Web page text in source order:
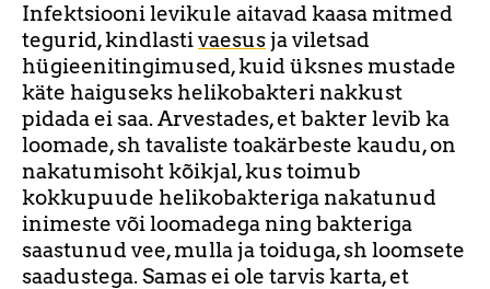
Infektsiooni levikule aitavad kaasa mitmed
tegurid, kindlastivaesusja viletsad
hügieenitingimused, kuid üksnes mustade
käte haiguseks helikobakteri nakkust
pidada ei saa. Arvestades, et bakter levib ka
loomade, sh tavaliste toakärbeste kaudu, on
nakatumisoht kõikjal, kus toimub
kokkupuude helikobakteriga nakatunud
inimeste või loomadega ning bakteriga
saastunud vee, mulla ja toiduga, sh loomsete
saadustega. Samas ei ole tarvis karta, et